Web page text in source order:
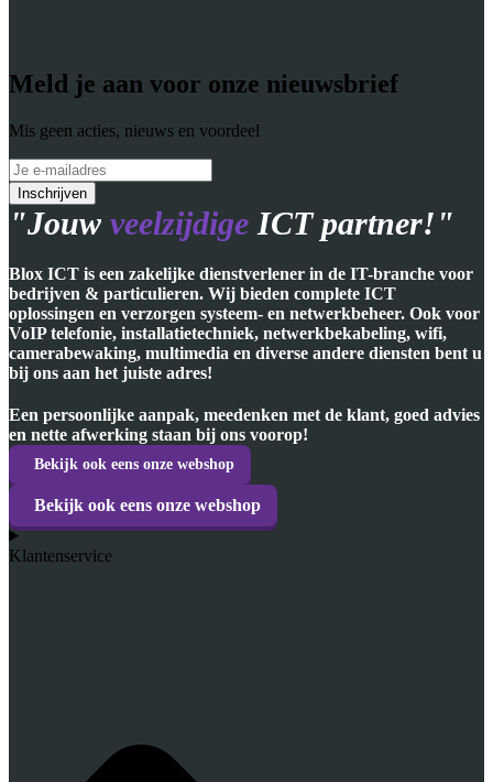
Meld je aan voor onze nieuwsbrief
Mis geen acties, nieuws en voordeel
"Jouw veelzijdige ICT partner!"
Blox ICT is een zakelijke dienstverlener in de IT-branche voor
bedrijven & particulieren. Wij bieden complete ICT
oplossingen en verzorgen systeem- en netwerkbeheer. Ook voor
VoIP telefonie, installatietechniek, netwerkbekabeling, wifi,
camerabewaking, multimedia en diverse andere diensten bent u
bij ons aan het juiste adres!
Een persoonlijke aanpak, meedenken met de klant, goed advies
en nette afwerking staan bij ons voorop!
Bekijk ook eens onze webshop
Bekijk ook eens onze webshop
Klantenservice